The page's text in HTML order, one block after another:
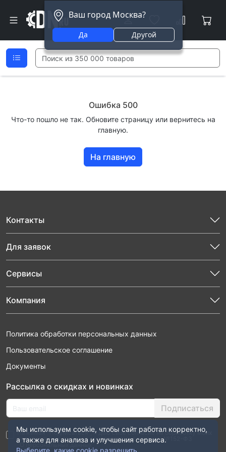
Ваш город Москва?
Да Другой
Ошибка 500
Что-то пошло не так. Обновите страницу или вернитесь на
главную.
На главную
Контакты
Для заявок
Сервисы
Компания
Политика обработки персональных данных
Пользовательское соглашение
Документы
Рассылка о скидках и новинках
Подписаться
Нажимая “Подписаться”, я даю свое согласие на обработку моих
персональных данных в соответствии с законом №152-ФЗ
“О персональных данных”
Мы используем cookie, чтобы сайт работал корректно,
а также для анализа и улучшения сервиса.
Выберите, какие cookie разрешить